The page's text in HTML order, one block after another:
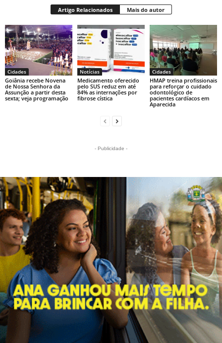
Artigo Relacionados Mais do autor
Cidades
Goiânia recebe Novena
de Nossa Senhora da
Assunção a partir desta
sexta; veja programação
Notícias
Medicamento oferecido
pelo SUS reduz em até
84% as internações por
fibrose cística
Cidades
HMAP treina profissionais
para reforçar o cuidado
odontológico de
pacientes cardíacos em
Aparecida
- Publicidade -